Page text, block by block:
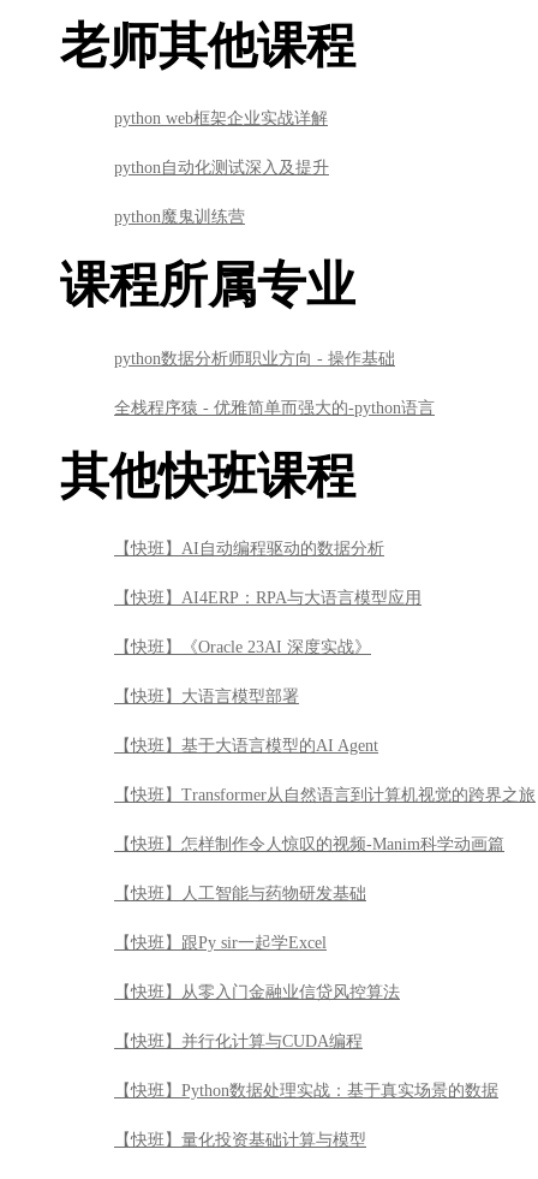
老师其他课程
python web框架企业实战详解
python自动化测试深入及提升
python魔鬼训练营
课程所属专业
python数据分析师职业方向 - 操作基础
全栈程序猿 - 优雅简单而强大的-python语言
其他快班课程
【快班】AI自动编程驱动的数据分析
【快班】AI4ERP：RPA与大语言模型应用
【快班】《Oracle 23AI 深度实战》
【快班】大语言模型部署
【快班】基于大语言模型的AI Agent
【快班】Transformer从自然语言到计算机视觉的跨界之旅
【快班】怎样制作令人惊叹的视频-Manim科学动画篇
【快班】人工智能与药物研发基础
【快班】跟Py sir一起学Excel
【快班】从零入门金融业信贷风控算法
【快班】并行化计算与CUDA编程
【快班】Python数据处理实战：基于真实场景的数据
【快班】量化投资基础计算与模型